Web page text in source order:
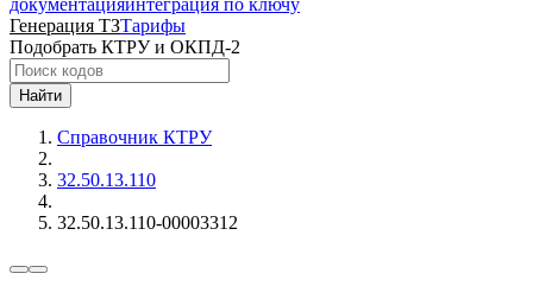
документацияинтеграция по ключу
Генерация ТЗТарифы
Подобрать КТРУ и ОКПД-2
Найти
Справочник КТРУ
32.50.13.110
32.50.13.110-00003312